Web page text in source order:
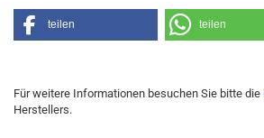
teilen teilen
Für weitere Informationen besuchen Sie bitte die
Herstellers.